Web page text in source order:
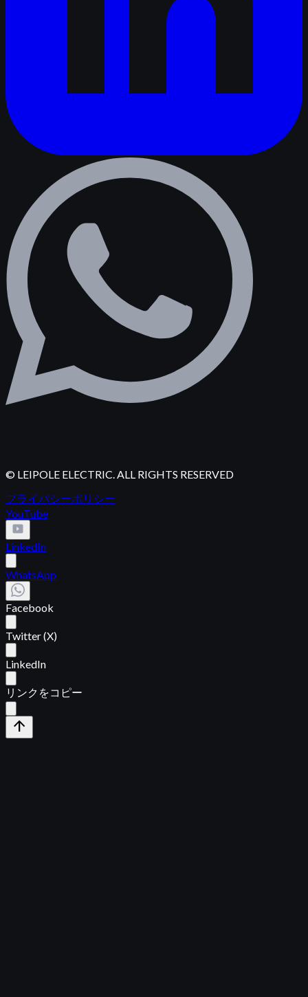
© LEIPOLE ELECTRIC. ALL RIGHTS RESERVED
プライバシーポリシー
YouTube
LinkedIn
WhatsApp
Facebook
Twitter (X)
LinkedIn
リンクをコピー
arrow_upward